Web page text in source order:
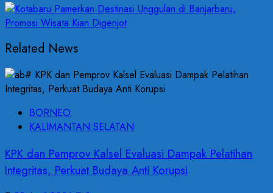
Related News
BORNEO
KALIMANTAN SELATAN
KPK dan Pemprov Kalsel Evaluasi Dampak Pelatihan
Integritas, Perkuat Budaya Anti Korupsi